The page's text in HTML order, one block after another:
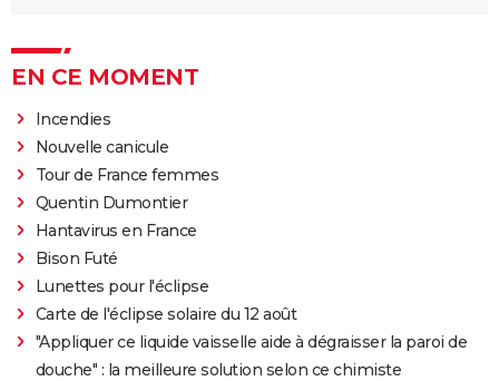
EN CE MOMENT
Incendies
Nouvelle canicule
Tour de France femmes
Quentin Dumontier
Hantavirus en France
Bison Futé
Lunettes pour l'éclipse
Carte de l'éclipse solaire du 12 août
"Appliquer ce liquide vaisselle aide à dégraisser la paroi de
douche" : la meilleure solution selon ce chimiste